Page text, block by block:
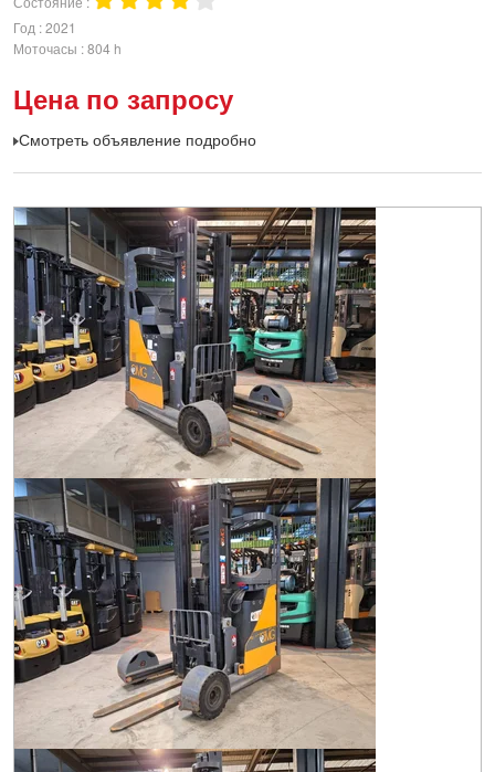
Год 2021
Моточасы 804 h
Цена по запросу
Смотреть объявление подробно